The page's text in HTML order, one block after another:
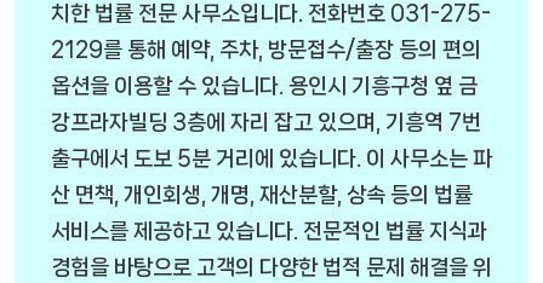
치한 법률 전문 사무소입니다. 전화번호 031-275-
2129를 통해 예약, 주차, 방문접수/출장 등의 편의
옵션을 이용할 수 있습니다. 용인시 기흥구청 옆 금
강프라자빌딩 3층에 자리 잡고 있으며, 기흥역 7번
출구에서 도보 5분 거리에 있습니다. 이 사무소는 파
산 면책, 개인회생, 개명, 재산분할, 상속 등의 법률
서비스를 제공하고 있습니다. 전문적인 법률 지식과
경험을 바탕으로 고객의 다양한 법적 문제 해결을 위